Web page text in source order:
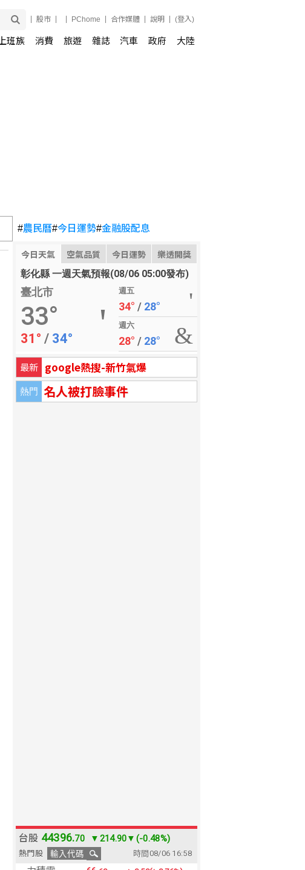
股市 PChome 合作媒體 說明 (登入)
上班族 消費 旅遊 雜誌 汽車 政府 大陸
#農民曆#今日運勢#金融股配息
今日天氣 空氣品質 今日運勢 樂透開獎
彰化縣 一週天氣預報(08/06 05:00發布)
臺北市
33°
31° / 34°
週五
34° / 28°
週六
28° / 28°
最新 google熱搜-新竹氣爆
熱門 名人被打臉事件